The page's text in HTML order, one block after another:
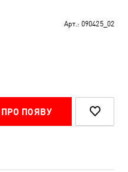
Арт.: 090425_02
ПОЯВУ